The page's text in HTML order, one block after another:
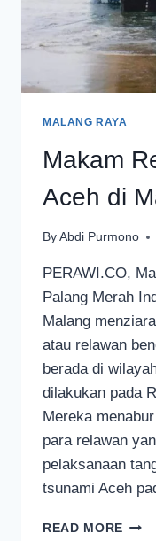
MALANG RAYA
Makam
Aceh di
By Abdi Purmono
PERAWI.CO,
Palang Merah
Malang
atau relawan
berada di
dilakukan pada
Mereka
para relawan
pelaksanaan
tsunami Aceh
READ MORE